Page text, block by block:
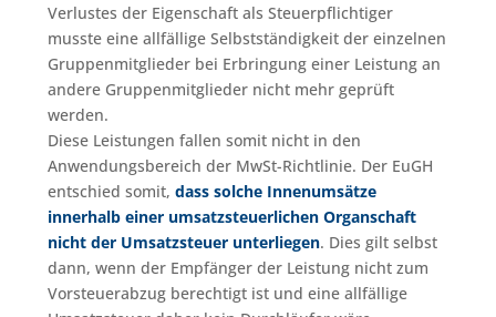
Verlustes der Eigenschaft als Steuerpflichtiger
musste eine allfällige Selbstständigkeit der einzelnen
Gruppenmitglieder bei Erbringung einer Leistung an
andere Gruppenmitglieder nicht mehr geprüft
werden.
Diese Leistungen fallen somit nicht in den
Anwendungsbereich der MwSt-Richtlinie. Der EuGH
entschied somit, dass solche Innenumsätze
innerhalb einer umsatzsteuerlichen Organschaft
nicht der Umsatzsteuer unterliegen. Dies gilt selbst
dann, wenn der Empfänger der Leistung nicht zum
Vorsteuerabzug berechtigt ist und eine allfällige